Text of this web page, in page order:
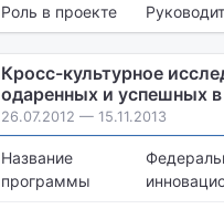
Роль в проекте
Кросс-культурное
одаренных и успешных
26.07.2012 — 15.11.2013
Название
программы